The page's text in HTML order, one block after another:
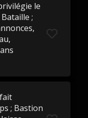
le
;
; Bastion